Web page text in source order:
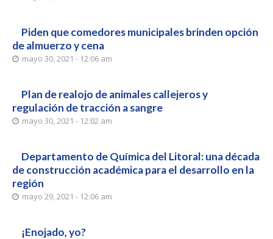
Piden que comedores municipales brinden opción
de almuerzo y cena
mayo 30, 2021 - 12:06 am
Plan de realojo de animales callejeros y
regulación de tracción a sangre
mayo 30, 2021 - 12:02 am
Departamento de Química del Litoral: una década
de construcción académica para el desarrollo en la
región
mayo 29, 2021 - 12:06 am
¡Enojado, yo?